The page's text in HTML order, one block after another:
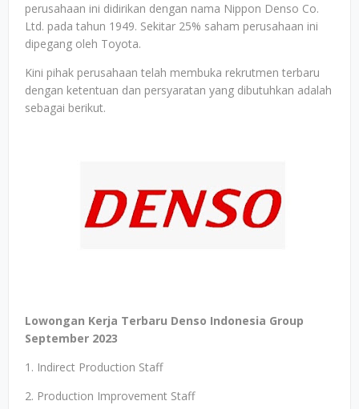
perusahaan ini didirikan dengan nama Nippon Denso Co.
Ltd. pada tahun 1949. Sekitar 25% saham perusahaan ini
dipegang oleh Toyota.
Kini pihak perusahaan telah membuka rekrutmen terbaru
dengan ketentuan dan persyaratan yang dibutuhkan adalah
sebagai berikut.
Lowongan Kerja Terbaru Denso Indonesia Group
September 2023
1. Indirect Production Staff
2. Production Improvement Staff